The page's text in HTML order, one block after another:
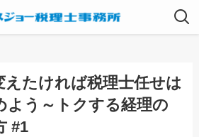
えたければ税理士任せは
よう～トクする経理の
#1